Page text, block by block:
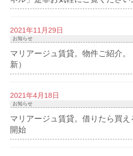
2021年11月29日
お知らせ
マリアージュ賃貸。物件ご紹介
新）
2021年4月18日
お知らせ
マリアージュ賃貸。借りたら買
開始